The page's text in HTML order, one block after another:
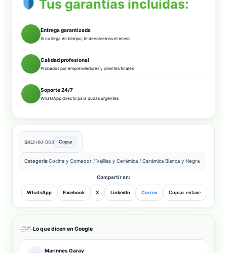
Tus garantías incluidas:
Entrega garantizada
Si no llega en tiempo, te devolvemos el envío
Calidad profesional
Probados por emprendedores y clientes finales
Soporte 24/7
WhatsApp directo para dudas urgentes
SKU:HM-003 Copiar
Categoría:Cocina y Comedor / Vajillas y Cerámica / Cerámica Blanca y Negra
Compartir en:
WhatsApp Facebook X LinkedIn Correo Copiar enlace
Lo que dicen en Google
Marinnes Garay